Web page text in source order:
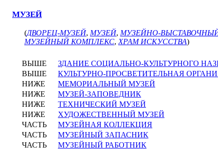
МУЗЕЙ
(ДВОРЕЦ-МУЗЕЙ, МУЗЕЙ, МУЗЕЙНО-
МУЗЕЙНЫЙ КОМПЛЕКС, ХРАМ ИСКУССТВА)
ВЫШЕ
ЗДАНИЕ СОЦИАЛЬНО-КУЛЬТУРНОГО
ВЫШЕ
КУЛЬТУРНО-ПРОСВЕТИТЕЛЬНАЯ
НИЖЕ
МЕМОРИАЛЬНЫЙ МУЗЕЙ
НИЖЕ
МУЗЕЙ-ЗАПОВЕДНИК
НИЖЕ
ТЕХНИЧЕСКИЙ МУЗЕЙ
НИЖЕ
ХУДОЖЕСТВЕННЫЙ МУЗЕЙ
ЧАСТЬ
МУЗЕЙНАЯ КОЛЛЕКЦИЯ
ЧАСТЬ
МУЗЕЙНЫЙ ЗАПАСНИК
ЧАСТЬ
МУЗЕЙНЫЙ РАБОТНИК